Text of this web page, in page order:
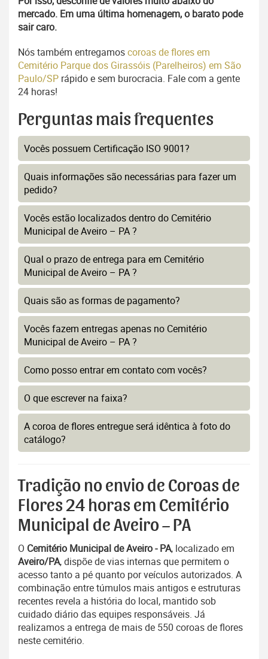
mercado. Em uma última homenagem, o barato pode
sair caro.
Nós também entregamoscoroas de flores em
Cemitério Parque dos Girassóis (Parelheiros) em São
Paulo/SP rápido e sem burocracia. Fale com a gente
24 horas!
Perguntas mais frequentes
Vocês possuem Certificação ISO 9001?
Quais informações são necessárias para fazer um
pedido?
Vocês estão localizados dentro do Cemitério
Municipal de Aveiro – PA ?
Qual o prazo de entrega para em Cemitério
Municipal de Aveiro – PA ?
Quais são as formas de pagamento?
Vocês fazem entregas apenas no Cemitério
Municipal de Aveiro – PA ?
Como posso entrar em contato com vocês?
O que escrever na faixa?
A coroa de flores entregue será idêntica à foto do
catálogo?
Tradição no envio de Coroas de
Flores 24 horas em Cemitério
Municipal de Aveiro – PA
O Cemitério Municipal de Aveiro - PA, localizado em
Aveiro/PA, dispõe de vias internas que permitem o
acesso tanto a pé quanto por veículos autorizados. A
combinação entre túmulos mais antigos e estruturas
recentes revela a história do local, mantido sob
cuidado diário das equipes responsáveis. Já
realizamos a entrega de mais de 550 coroas de flores
neste cemitério.